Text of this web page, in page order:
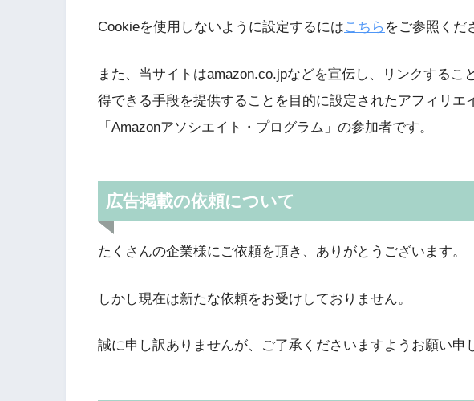
Cookieを使用しないように設定するにはこちら をご参照くだ
また、当サイトはamazon.co.jpなどを宣伝し、リンクするこ
得できる手段を提供することを目的に設定されたアフィリエ
「Amazonアソシエイト・プログラム」の参加者です。
広告掲載の依頼について
たくさんの企業様にご依頼を頂き、ありがとうございます。
しかし現在は新たな依頼をお受けしておりません。
誠に申し訳ありませんが、ご了承くださいますようお願い申